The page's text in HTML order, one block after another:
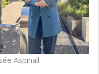
Aspinall